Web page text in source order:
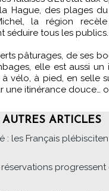
Hague, des plages
la région
séduire tous les publics.
pâturages, de ses
elle est aussi un
à vélo, à pied, en selle
une itinérance douce…
AUTRES ARTICLES
: les Français
progressent